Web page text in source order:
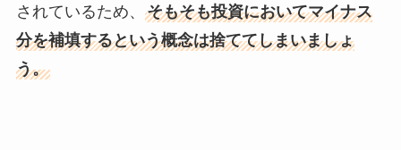
されているため、 そもそも投資においてマイナス
分を補填するという概念は捨ててしまいましょ
う。